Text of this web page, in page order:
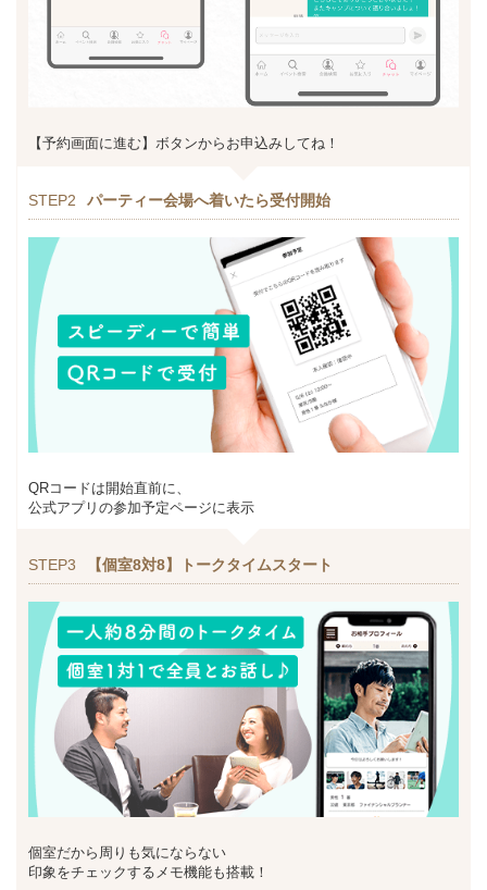
【予約画面に進む】ボタンからお申込みしてね！
STEP2 パーティー会場へ着いたら受付開始
QRコードは開始直前に、
公式アプリの参加予定ページに表示
STEP3 【個室8対8】トークタイムスタート
個室だから周りも気にならない
印象をチェックするメモ機能も搭載！